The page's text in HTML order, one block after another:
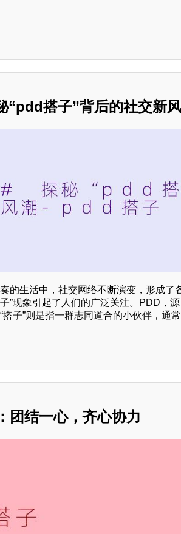
“pdd搭子”背后的社交新
的生活中，社交网络不断演变，形成了
”现象引起了人们的广泛关注。PDD，
搭子”则是指一群志同道合的小伙伴，通
团结一心，齐心协力